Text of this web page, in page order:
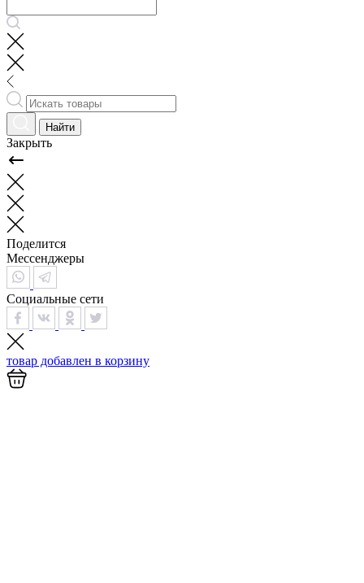
Найти
Закрыть
Поделится
Мессенджеры
Социальные сети
товар добавлен в корзину